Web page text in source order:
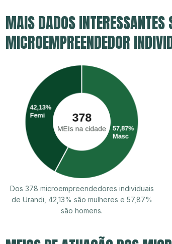
MAIS DADOS INTERESSANTES
MICROEMPREENDEDOR
Dos 378 microempreendedores individuais
de Urandi, 42,13% são mulheres e 57,87%
são homens.